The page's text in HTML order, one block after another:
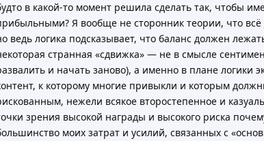
в какой-то момент решила сделать так, чтобы
Я вообще не сторонник теории, что
ведь логика подсказывает, что баланс должен
странная «сдвижка» — не в смысле
и начать заново), а именно в плане логики
к которому многие привыкли и которым
нежели всякое второстепенное и
зрения высокой награды и высокого риска
моих затрат и усилий, связанных с